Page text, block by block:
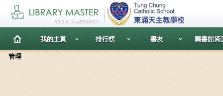
V3.5.6.14 p20140617
我的主頁 排行榜 書友 圖書館資
管理